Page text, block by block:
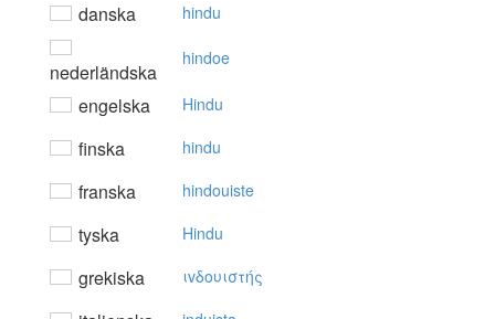
danska hindu
nederländska
hindoe
engelska Hindu
finska hindu
franska hindouiste
tyska Hindu
grekiska ιvδoυιστής